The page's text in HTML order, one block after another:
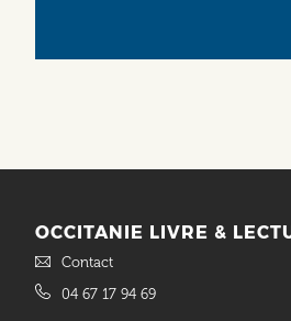
OCCITANIE LIVRE &
Contact
04 67 17 94 69